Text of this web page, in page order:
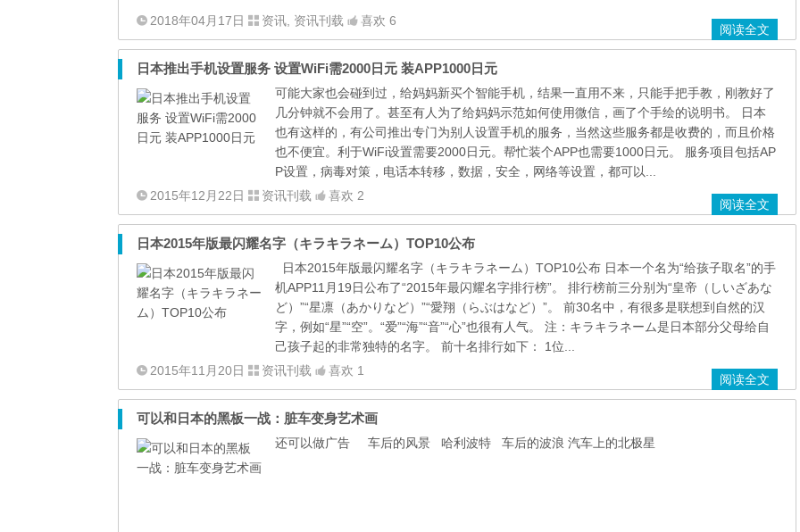
2018年04月17日 资讯 资讯刊载 喜欢 6
阅读全文
日本推出手机设置服务 设置WiFi需2000日元 装APP1000日元
可能大家也会碰到过，给妈妈新买个智能手机，结果一直用不来，只能手把手教，刚教好了
几分钟就不会用了。甚至有人为了给妈妈示范如何使用微信，画了个手绘的说明书。 日本
也有这样的，有公司推出专门为别人设置手机的服务，当然这些服务都是收费的，而且价格
也不便宜。利于WiFi设置需要2000日元。帮忙装个APP也需要1000日元。 服务项目包括AP
P设置，病毒对策，电话本转移，数据，安全，网络等设置，都可以...
2015年12月22日
资讯刊载 喜欢 2
阅读全文
日本2015年版最闪耀名字（キラキラネーム）TOP10公布
日本2015年版最闪耀名字（キラキラネーム）TOP10公布 日本一个名为“给孩子取名”的手
机APP11月19日公布了“2015年最闪耀名字排行榜”。 排行榜前三分别为“皇帝（しいざあな
ど）”“星凛（あかりなど）”“愛翔（らぶはなど）”。 前30名中，有很多是联想到自然的汉
字，例如“星”“空”。“爱”“海”“音”“心”也很有人气。 注：キラキラネーム是日本部分父母给自
己孩子起的非常独特的名字。 前十名排行如下： 1位...
2015年11月20日
资讯刊载 喜欢 1
阅读全文
可以和日本的黑板一战：脏车变身艺术画
还可以做广告 车后的风景 哈利波特 车后的波浪 汽车上的北极星